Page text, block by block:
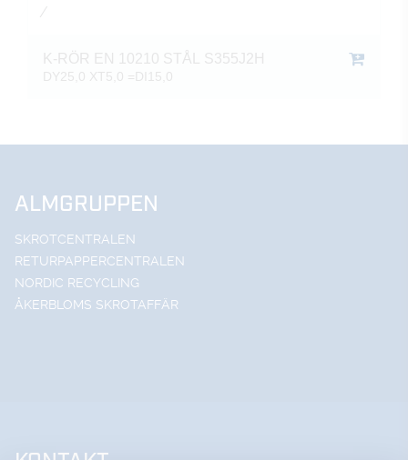
/
K-RÖR EN 10210 STÅL S355J2H
DY25,0 XT5,0 =DI15,0
ALMGRUPPEN
SKROTCENTRALEN
RETURPAPPERCENTRALEN
NORDIC RECYCLING
ÅKERBLOMS SKROTAFFÄR